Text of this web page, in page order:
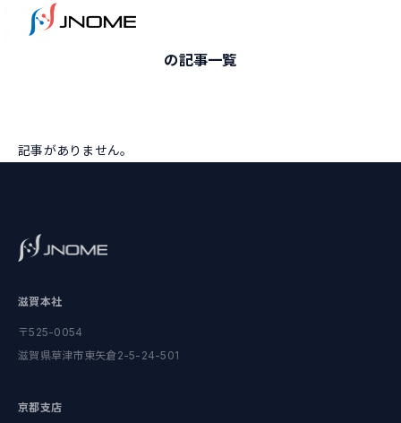
ホーム
未分類
の記事一覧
記事がありません。
滋賀本社
〒525-0054
滋賀県草津市東矢倉2-5-24-501
京都支店